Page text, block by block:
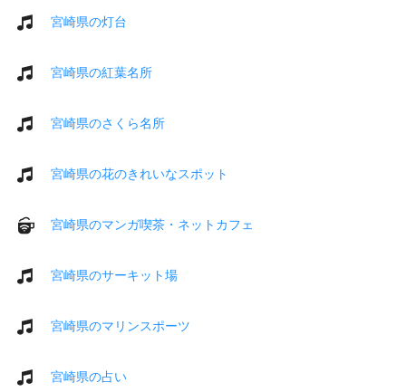
宮崎県の灯台
宮崎県の紅葉名所
宮崎県のさくら名所
宮崎県の花のきれいなスポット
宮崎県のマンガ喫茶・ネットカフェ
宮崎県のサーキット場
宮崎県のマリンスポーツ
宮崎県の占い